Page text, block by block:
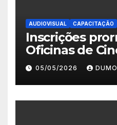
AUDIOVISUAL CAPACITAÇÃO
Inscrições
Oficinas de
Meu Primeiro
Nova Iguaçu
até 11 de maio
05/05/2026